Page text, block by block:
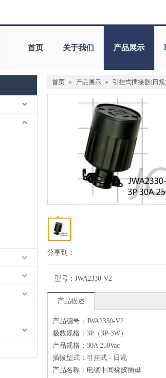
首页 关于我们 产品展示
首页 » 产品展示 » 引挂式插接器(日规
分享到：
型号： JWA2330-V2
产品描述
产品编号：JWA2330-V2
极数规格：3P（3P-3W）
产品规格：30A 250Vac
插拔型式：引挂式 - 日规
产品名称：电缆中间橡胶插母